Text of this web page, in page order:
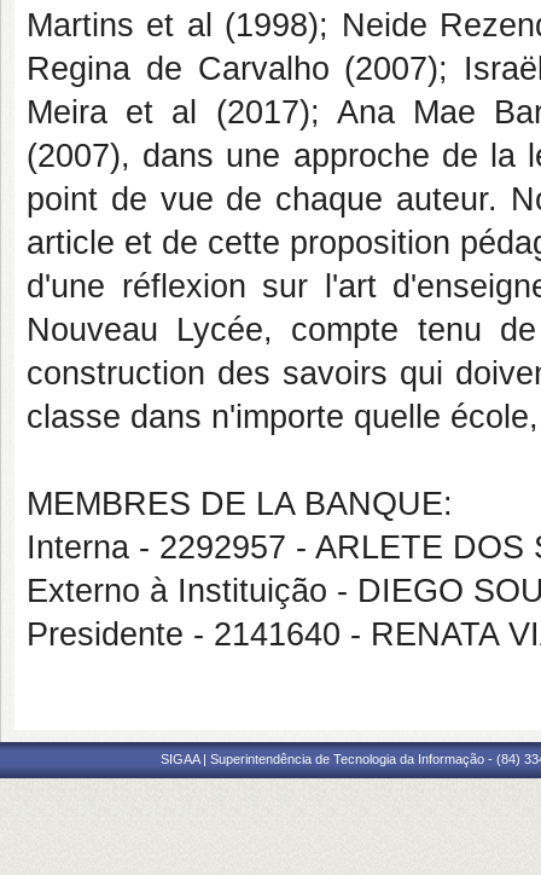
Martins et al (1998); Neide
Regina de Carvalho (2007);
Meira et al (2017); Ana Mae
(2007), dans une approche de la
point de vue de chaque auteur.
article et de cette proposition
d'une réflexion sur l'art
Nouveau Lycée, compte tenu
construction des savoirs qui
classe dans n'importe quelle
MEMBRES DE LA BANQUE:
Interna - 2292957 - ARLETE DOS
Externo à Instituição - DIEGO
Presidente - 2141640 - RENATA
SIGAA | Superintendência de Tecnologia da Informação - (84)